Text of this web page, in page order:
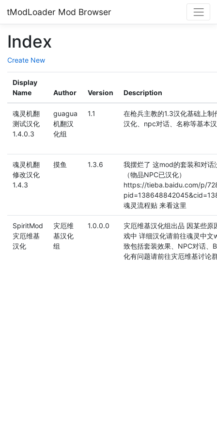
tModLoader Mod Browser
Index
Create New
Display
Name
Author Version Description
魂灵机翻
测试汉化
1.4.0.3
guagua
机翻汉
化组
1.1
在枪兵主教的1.3汉化基础上
汉化、npc对话、名称等基本
魂灵机翻
修改汉化
1.4.3
摸鱼 1.3.6
我摆烂了 这mod的套装和对话
（物品NPC已汉化）
https://tieba.baidu.com/p/
魂灵流程贴 来看这里
SpiritMod
灾厄维基
汉化
灾厄维
基汉化
组
1.0.0.0
灾厄维基汉化组出品 因某些
戏中 详细汉化请前往魂灵中
致包括套装效果、NPC对话、
化有问题请前往灾厄维基讨论